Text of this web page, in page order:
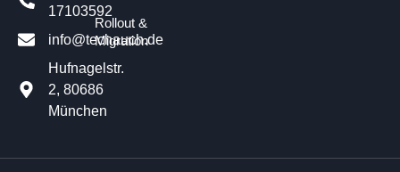
17103592
info@techauch.de
Hufnagelstr.
2, 80686
München
Rollout &
Migration